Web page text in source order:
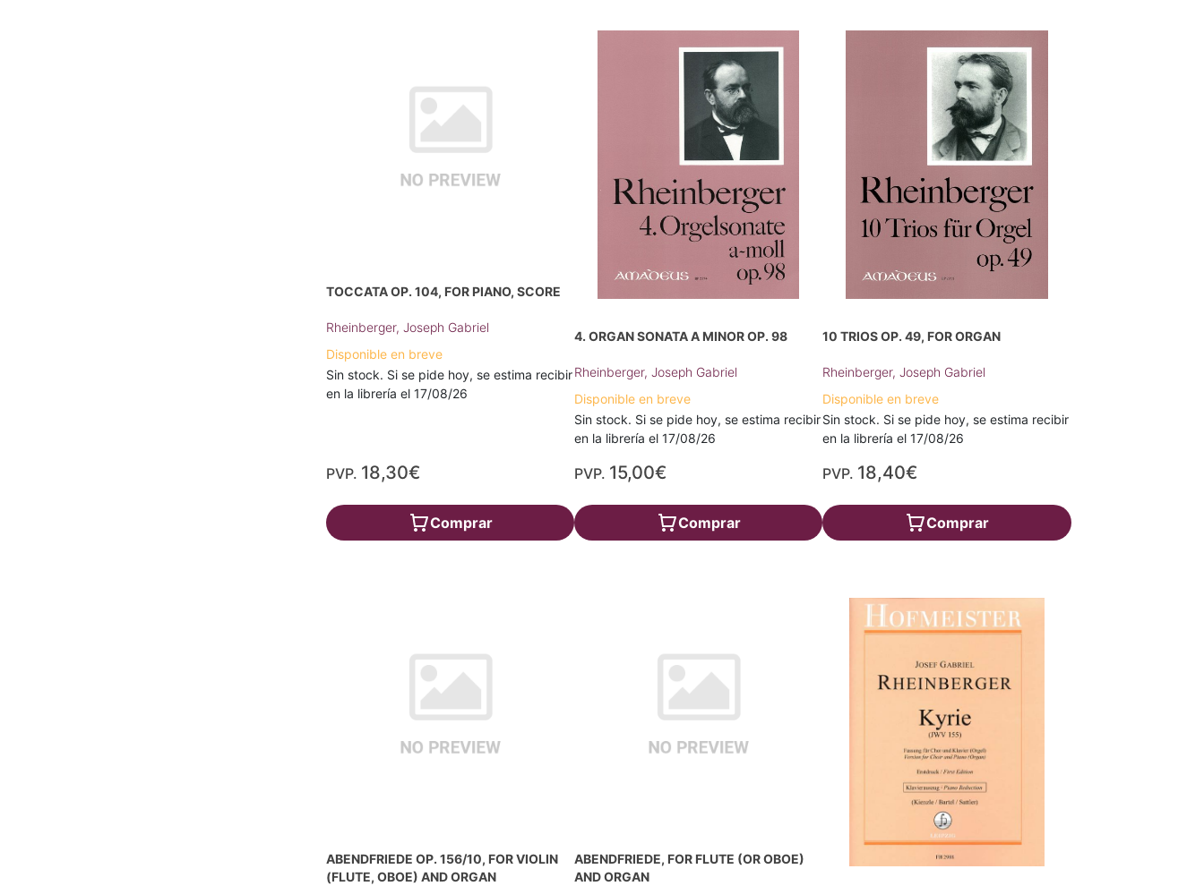
TOCCATA OP. 104, FOR PIANO, SCORE
Rheinberger, Joseph Gabriel
Disponible en breve
Sin stock. Si se pide hoy, se estima recibir
en la librería el 17/08/26
PVP. 18,30€
Comprar
4. ORGAN SONATA A MINOR OP. 98
Rheinberger, Joseph Gabriel
Disponible en breve
Sin stock. Si se pide hoy, se estima recibir
en la librería el 17/08/26
PVP. 15,00€
Comprar
10 TRIOS OP. 49, FOR ORGAN
Rheinberger, Joseph Gabriel
Disponible en breve
Sin stock. Si se pide hoy, se estima recibir
en la librería el 17/08/26
PVP. 18,40€
Comprar
ABENDFRIEDE OP. 156/10, FOR VIOLIN
(FLUTE, OBOE) AND ORGAN
ABENDFRIEDE, FOR FLUTE (OR OBOE)
AND ORGAN